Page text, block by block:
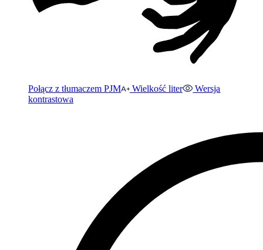
Połącz z tłumaczem PJM Wielkość liter
Wersja
kontrastowa